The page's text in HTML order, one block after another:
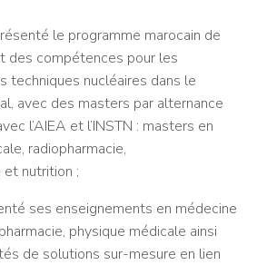
le programme marocain de
des compétences pour les
techniques nucléaires dans le
avec des masters par alternance
l’AIEA et l’INSTN : masters en
radiopharmacie,
nutrition ;
ses enseignements en médecine
physique médicale ainsi
de solutions sur-mesure en lien